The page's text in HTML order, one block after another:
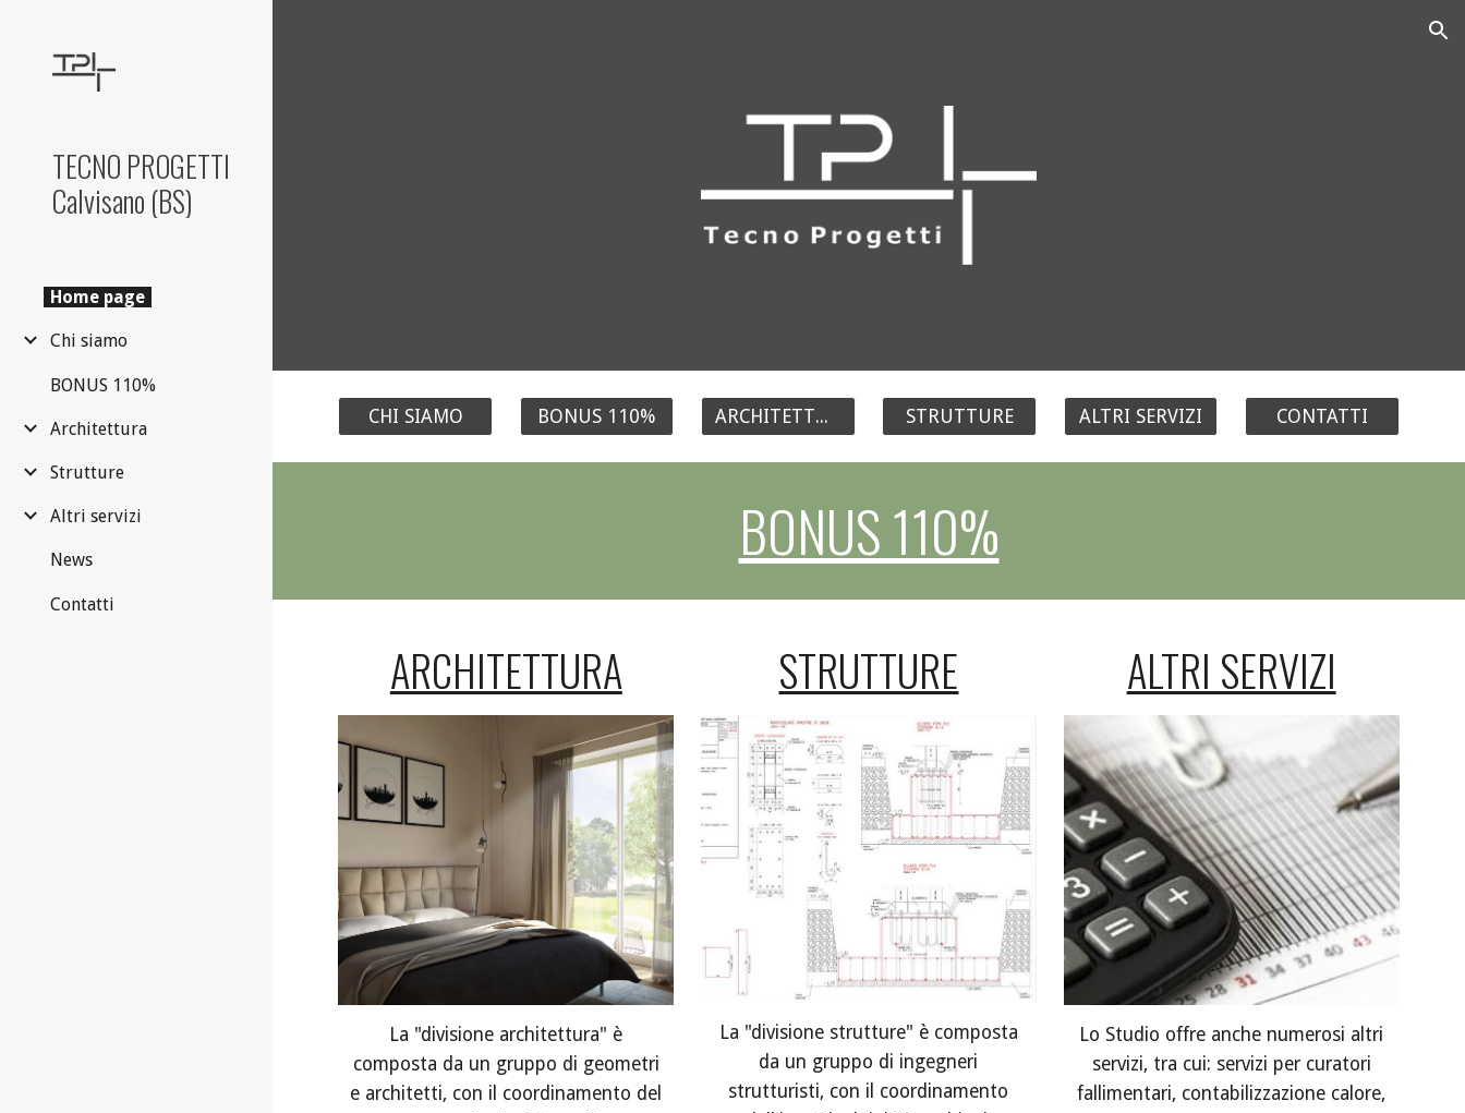
TECNO PROGETTI
Calvisano (BS)
Home page
Chi siamo
BONUS 110%
Architettura
Strutture
Altri servizi
News
Contatti
CHI SIAMO BONUS 110% ARCHITETTURA STRUTTURE ALTRI SERVIZI CONTATTI
BONUS 110%
ARCHITETTURA
La "divisione architettura" è
composta da un gruppo di geometri
e architetti, con il coordinamento del
STRUTTURE
La "divisione strutture" è composta
da un gruppo di ingegneri
strutturisti, con il coordinamento
ALTRI SERVIZI
Lo Studio offre anche numerosi altri
servizi, tra cui: servizi per curatori
fallimentari, contabilizzazione calore,